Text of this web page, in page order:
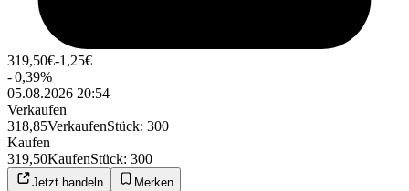
319,50€-1,25€
-0,39%
05.08.2026 20:54
Verkaufen
318,85VerkaufenStück: 300
Kaufen
319,50KaufenStück: 300
Jetzt handeln Merken